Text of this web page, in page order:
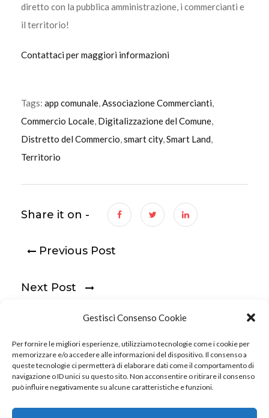
Gestisci Consenso Cookie
Per fornire le migliori esperienze, utilizziamo tecnologie come i cookie per
memorizzare e/o accedere alle informazioni del dispositivo. Il consenso a
queste tecnologie ci permetterà di elaborare dati come il comportamento di
navigazione o ID unici su questo sito. Non acconsentire o ritirare il consenso
può influire negativamente su alcune caratteristiche e funzioni.
diretto con la pubblica amministrazione, i commercianti e
il territorio!
Contattaci per maggiori informazioni
Tags: app comunale,Associazione Commercianti,
Commercio Locale, Digitalizzazione del Comune,
Distretto del Commercio,smart city,Smart Land,
Territorio
Share it on -
Previous Post
Next Post
© 2022 Internavigare Srl - All Rights Reserved
Via IV Novembre, 2 - 22070 Bulgarograsso (CO) - P.IVA